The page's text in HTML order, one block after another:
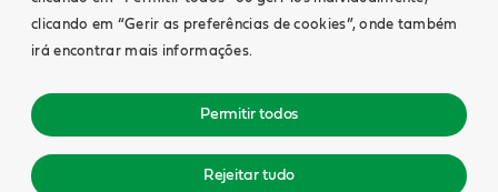
clicando em “Gerir as preferências de cookies”, onde também
irá encontrar mais informações.
Permitir todos
Rejeitar tudo